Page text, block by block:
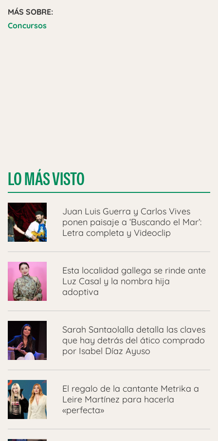
MÁS SOBRE:
Concursos
LO MÁS VISTO
Juan Luis Guerra y Carlos Vives
ponen paisaje a ‘Buscando el Mar’:
Letra completa y Videoclip
Esta localidad gallega se rinde ante
Luz Casal y la nombra hija
adoptiva
Sarah Santaolalla detalla las claves
que hay detrás del ático comprado
por Isabel Díaz Ayuso
El regalo de la cantante Metrika a
Leire Martínez para hacerla
«perfecta»